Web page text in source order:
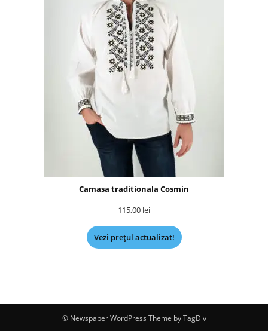
Camasa traditionala Cosmin
115,00 lei
Vezi prețul actualizat!
© Newspaper WordPress Theme by TagDiv